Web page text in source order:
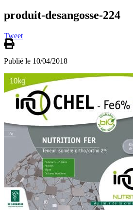
produit-desangosse-224
Tweet
Publié le 10/04/2018